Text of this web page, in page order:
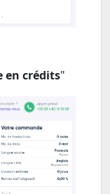
en crédits"